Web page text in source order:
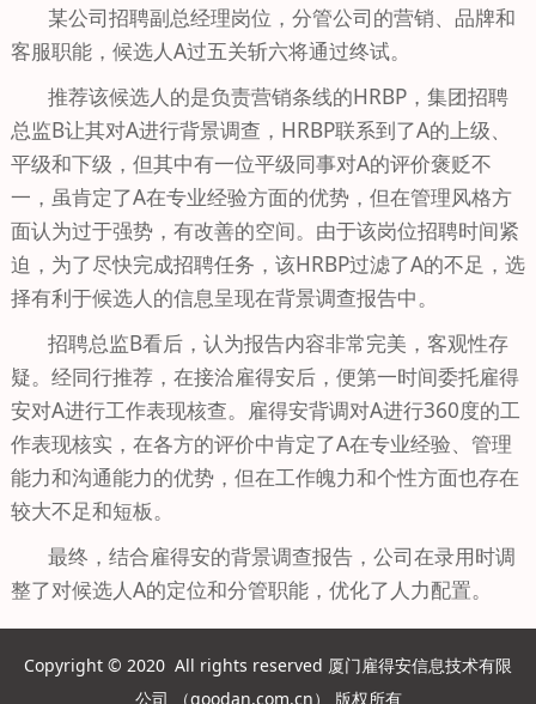
某公司招聘副总经理岗位，分管公司的营销、品牌和
客服职能，候选人A过五关斩六将通过终试。
推荐该候选人的是负责营销条线的HRBP，集团招聘
总监B让其对A进行背景调查，HRBP联系到了A的上级、
平级和下级，但其中有一位平级同事对A的评价褒贬不
一，虽肯定了A在专业经验方面的优势，但在管理风格方
面认为过于强势，有改善的空间。由于该岗位招聘时间紧
迫，为了尽快完成招聘任务，该HRBP过滤了A的不足，选
择有利于候选人的信息呈现在背景调查报告中。
招聘总监B看后，认为报告内容非常完美，客观性存
疑。经同行推荐，在接洽雇得安后，便第一时间委托雇得
安对A进行工作表现核查。雇得安背调对A进行360度的工
作表现核实，在各方的评价中肯定了A在专业经验、管理
能力和沟通能力的优势，但在工作魄力和个性方面也存在
较大不足和短板。
最终，结合雇得安的背景调查报告，公司在录用时调
整了对候选人A的定位和分管职能，优化了人力配置。
Copyright © 2020 All rights reserved 厦门雇得安信息技术有限
公司 （goodan.com.cn） 版权所有